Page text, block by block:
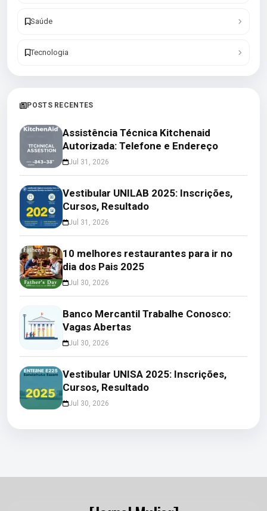
Saúde
Tecnologia
POSTS RECENTES
Assistência Técnica Kitchenaid
Autorizada: Telefone e Endereço
Jul 31, 2026
Vestibular UNILAB 2025: Inscrições,
Cursos, Resultado
Jul 31, 2026
10 melhores restaurantes para ir no
dia dos Pais 2025
Jul 30, 2026
Banco Mercantil Trabalhe Conosco:
Vagas Abertas
Jul 30, 2026
Vestibular UNISA 2025: Inscrições,
Cursos, Resultado
Jul 30, 2026